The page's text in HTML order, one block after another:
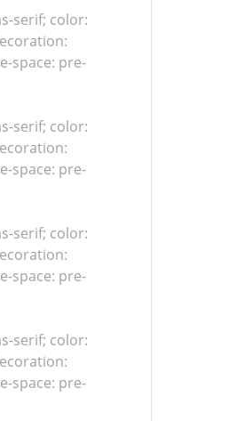
serif; color:
space: pre-
serif; color:
space: pre-
serif; color:
space: pre-
serif; color:
space: pre-